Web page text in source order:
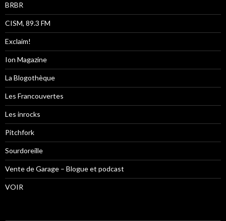
BRBR
CISM, 89.3 FM
Exclaim!
Ion Magazine
La Blogothèque
Les Francouvertes
Les inrocks
Pitchfork
Sourdoreille
Vente de Garage – Blogue et podcast
VOIR